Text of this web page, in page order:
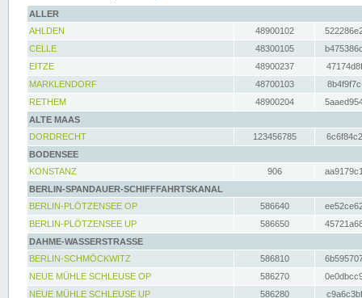
ALLER
AHLDEN
48900102
CELLE
48300105
EITZE
48900237
MARKLENDORF
48700103
RETHEM
48900204
ALTE MAAS
DORDRECHT
123456785
BODENSEE
KONSTANZ
906
BERLIN-SPANDAUER-SCHIFFFAHRTSKANAL
BERLIN-PLÖTZENSEE OP
586640
BERLIN-PLÖTZENSEE UP
586650
DAHME-WASSERSTRASSE
BERLIN-SCHMÖCKWITZ
586810
NEUE MÜHLE SCHLEUSE OP
586270
NEUE MÜHLE SCHLEUSE UP
586280